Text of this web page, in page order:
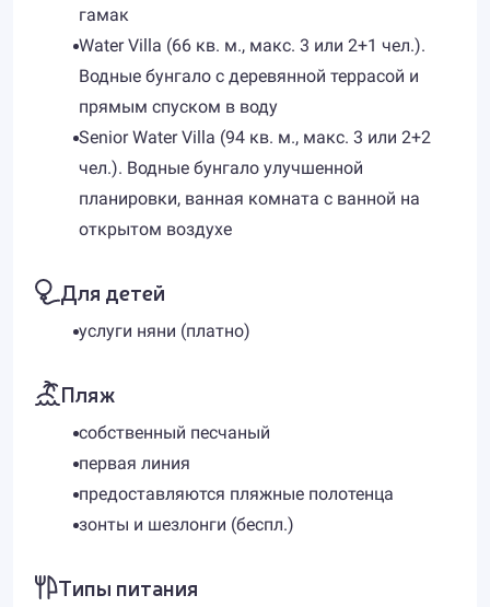
гамак
Water Villa (66 кв. м., макс. 3 или 2+1 чел.).
Водные бунгало с деревянной террасой и
прямым спуском в воду
Senior Water Villa (94 кв. м., макс. 3 или 2+2
чел.). Водные бунгало улучшенной
планировки, ванная комната с ванной на
открытом воздухе
Для детей
услуги няни (платно)
Пляж
собственный песчаный
первая линия
предоставляются пляжные полотенца
зонты и шезлонги (беспл.)
Типы питания